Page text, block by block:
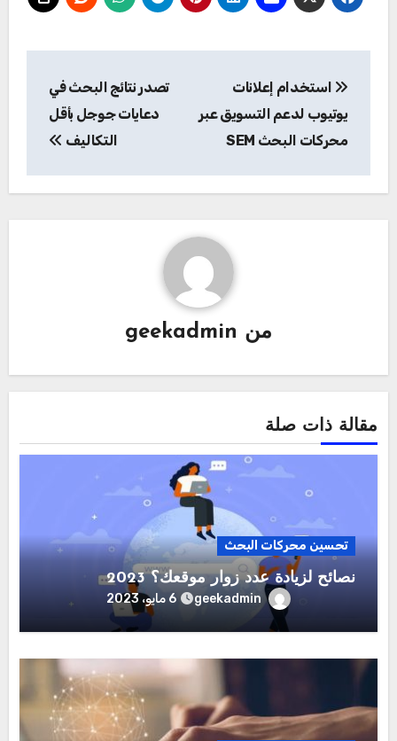
المقالات
استخدام إعلانات
يوتيوب لدعم التسويق عبر
محركات البحث SEM
تصدر نتائج البحث في
دعايات جوجل بأقل
التكاليف
من geekadmin
مقالة ذات صلة
تحسين محركات البحث
نصائح لزيادة عدد زوار موقعك؟ 2023
geekadmin 6 مايو، 2023